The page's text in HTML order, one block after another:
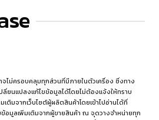
ไม่ครอบคลุมทุกส่วนที่มีภายในตัวเครื่อง ซึ่งทาง
ลี่ยนแปลงแก้ไขข้อมูลได้โดยไม่ต้องแจ้งให้ทราบ
ติมจากเว็บไซต์ผู้ผลิตสินค้าโดยเข้าไปอ่านได้ที่
อมูลเพิ่มเติมจากผู้ขายสินค้า ณ จุดวางจำหน่ายทุก